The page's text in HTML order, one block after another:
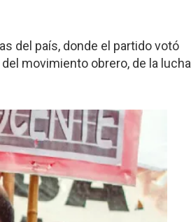
del país, donde el partido votó
movimiento obrero, de la lucha